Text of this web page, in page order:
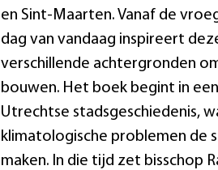
en Sint-Maarten. Vanaf de
dag van vandaag inspireert
verschillende achtergronden
bouwen. Het boek begint in
Utrechtse stadsgeschiedenis,
klimatologische problemen de
maken. In die tijd zet bisschop